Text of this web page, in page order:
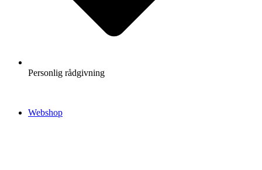
Personlig rådgivning
Webshop